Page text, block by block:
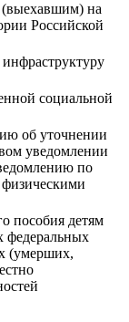
на
Российской
социальной
об уточнении
уведомлении
по
пособия детям
федеральных
(умерших,